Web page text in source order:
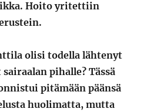
Hoito yritettiin
olisi todella lähtenyt
pihalle? Tässä
pitämään päänsä
huolimatta, mutta